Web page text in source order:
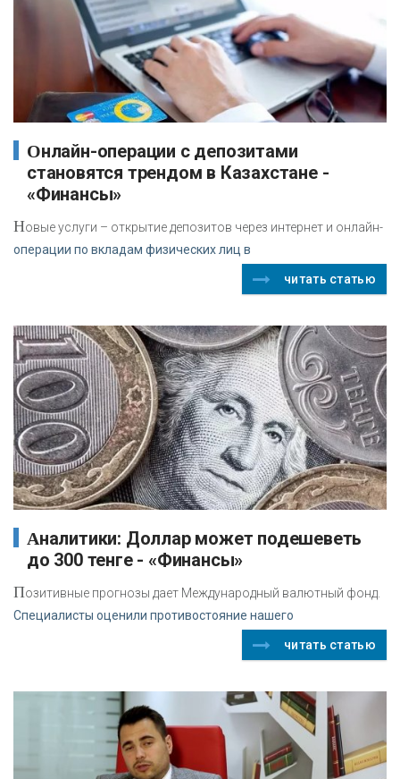
Онлайн-операции с депозитами
становятся трендом в Казахстане -
«Финансы»
Новые услуги – открытие депозитов через интернет и онлайн-
операции по вкладам физических лиц в
читать статью
Аналитики: Доллар может подешеветь
до 300 тенге - «Финансы»
Позитивные прогнозы дает Международный валютный фонд.
Специалисты оценили противостояние нашего
читать статью